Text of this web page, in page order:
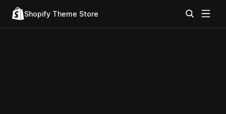
Shopify Theme Store